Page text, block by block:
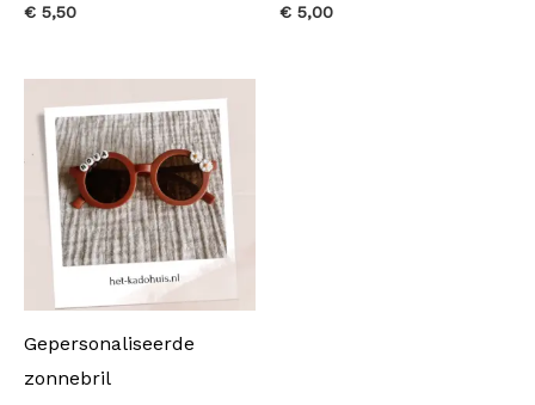
€ 5,50 € 5,00
Gepersonaliseerde
zonnebril